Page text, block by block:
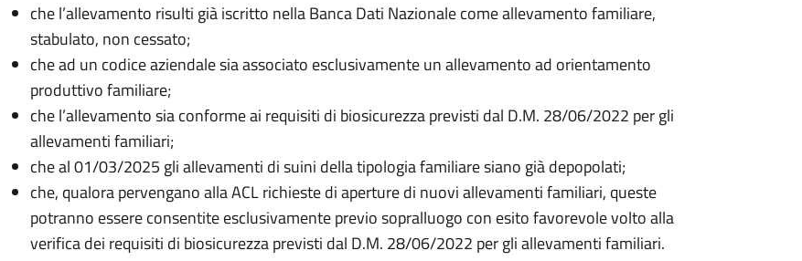
che l’allevamento risulti già iscritto nella Banca Dati Nazionale come allevamento familiare,
stabulato, non cessato;
che ad un codice aziendale sia associato esclusivamente un allevamento ad orientamento
produttivo familiare;
che l’allevamento sia conforme ai requisiti di biosicurezza previsti dal D.M. 28/06/2022 per gli
allevamenti familiari;
che al 01/03/2025 gli allevamenti di suini della tipologia familiare siano già depopolati;
che, qualora pervengano alla ACL richieste di aperture di nuovi allevamenti familiari, queste
potranno essere consentite esclusivamente previo sopralluogo con esito favorevole volto alla
verifica dei requisiti di biosicurezza previsti dal D.M. 28/06/2022 per gli allevamenti familiari.